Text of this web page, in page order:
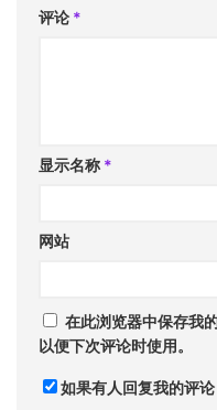
评论 *
显示名称 *
网站
在此浏览器中保存我
以便下次评论时使用。
如果有人回复我的评论